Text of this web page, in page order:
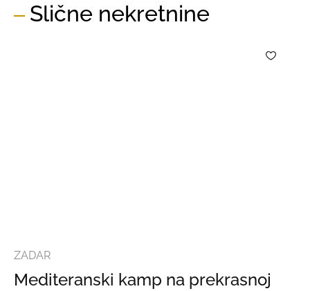
Slične nekretnine
ZADAR
Mediteranski kamp na prekrasnoj